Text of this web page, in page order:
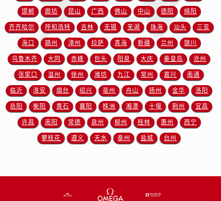
江苏省常州市新北区龙锦路1590号现代传媒中心5号楼10层1008室欧米茄售后服务中心（需提前预约）
江苏省淮安市清江浦区淮海北路欧米茄售后服务中心（需提前预约）
江苏省连云港市海州区通灌北路欧米茄售后服务中心（需提前预约）
江苏省南京市秦淮区中山南路1号南京中心22层22-C1-C3室欧米茄售后服务中心（需提前预约）
江苏省宿迁市宿城区西湖路欧米茄售后服务中心（需提前预约）
江苏省泰州市海陵区永定东路399号置地商务中心东塔（华润万象城）17层1706室欧米茄售后服务中心（需提前预约）
江苏省徐州市鼓楼区淮海东路29号苏宁广场IFC国际金融中心35层3508室欧米茄售后服务中心（需提前预约）
江苏省盐城市盐都区世纪大道5号盐城金融城写字楼1号楼16层1604室欧米茄售后服务中心（需提前预约）
江苏省扬州市邗江区国展路29号星耀天地写字楼1号楼18层1803室欧米茄售后服务中心（需提前预约）
邯郸 廊坊 昆山 广西 佛山 中山 德阳 绵阳
齐齐哈尔 呼和浩特 吉林 无锡 芜湖 珠海 汕头 三亚
海口 赣州 漳州 拉萨 青海 新疆 兰州 银川
乌鲁木齐 大同 赤峰 包头 阳泉 大庆 秦皇岛 沧州
张家口 温州 徐州 潍坊 九江 常州 嘉兴 南通
临沂 淮安 烟台 绍兴 亳州 舟山 扬州 金华 洛阳
岳阳 衡阳 黄石 襄阳 株洲 湘潭 十堰 荆州 宜昌
许昌 南阳 常德 泉州 柳州 桂林 惠州 西宁
攀枝花 遵义 天水 泰州 盐城 台州